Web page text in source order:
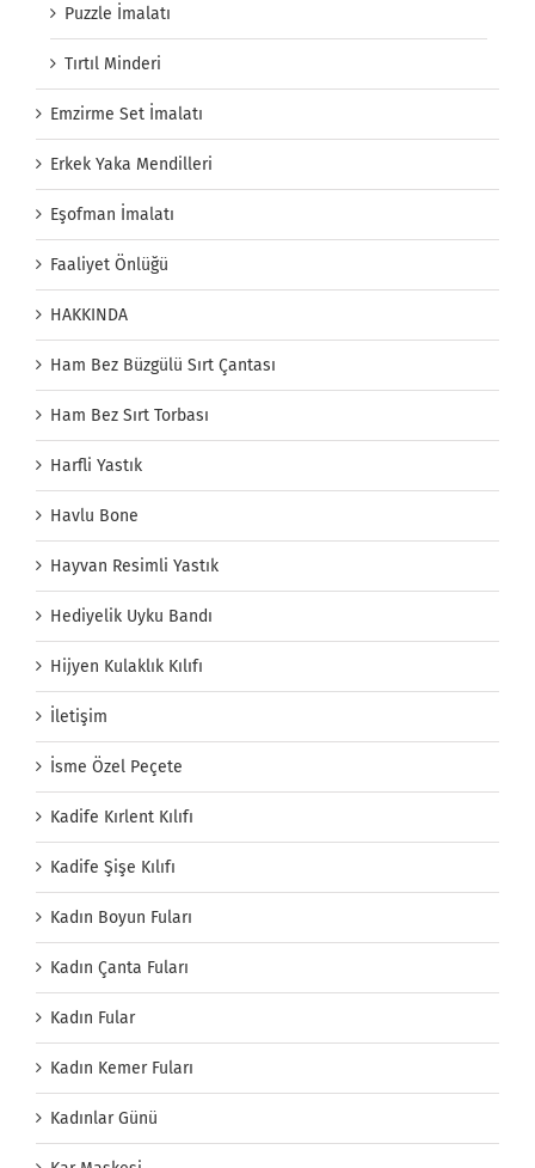
Puzzle İmalatı
Tırtıl Minderi
Emzirme Set İmalatı
Erkek Yaka Mendilleri
Eşofman İmalatı
Faaliyet Önlüğü
HAKKINDA
Ham Bez Büzgülü Sırt Çantası
Ham Bez Sırt Torbası
Harfli Yastık
Havlu Bone
Hayvan Resimli Yastık
Hediyelik Uyku Bandı
Hijyen Kulaklık Kılıfı
İletişim
İsme Özel Peçete
Kadife Kırlent Kılıfı
Kadife Şişe Kılıfı
Kadın Boyun Fuları
Kadın Çanta Fuları
Kadın Fular
Kadın Kemer Fuları
Kadınlar Günü